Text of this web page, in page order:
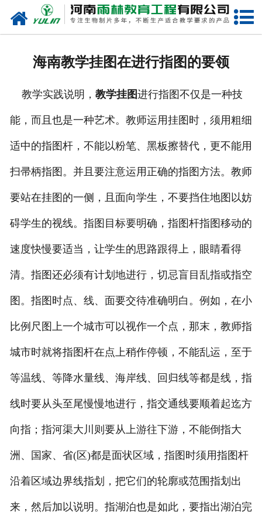
网站首页
联系我们
海南教学挂图在进行指图的要领
教学实践说明， 教学挂图进行指图不仅是一种技
能，而且也是一种艺术。教师运用挂图时，须用粗细
适中的指图杆，不能以粉笔、黑板擦替代，更不能用
扫帚柄指图。并且要注意运用正确的指图方法。教师
要站在挂图的一侧，且面向学生，不要挡住地图以妨
碍学生的视线。指图目标要明确，指图杆指图移动的
速度快慢要适当，让学生的思路跟得上，眼睛看得
清。指图还必须有计划地进行，切忌盲目乱指或指空
图。指图时点、线、面要交待准确明白。例如，在小
比例尺图上一个城市可以视作一个点，那末，教师指
城市时就将指图杆在点上稍作停顿，不能乱运，至于
等温线、等降水量线、海岸线、回归线等都是线，指
线时要从头至尾慢慢地进行，指交通线要顺着起迄方
向指；指河渠大川则要从上游往下游，不能倒指大
洲、国家、省(区)都是面状区域，指图时须用指图杆
沿着区域边界线指划，把它们的轮廓或范围指划出
来，然后加以说明。指湖泊也是如此，要指出湖泊完